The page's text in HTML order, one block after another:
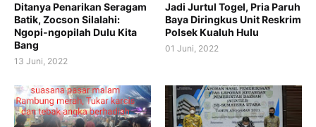
Ditanya Penarikan Seragam
Batik, Zocson Silalahi:
Ngopi-ngopilah Dulu Kita
Bang
13 Juni, 2022
Jadi Jurtul Togel, Pria Paruh
Baya Diringkus Unit Reskrim
Polsek Kualuh Hulu
01 Juni, 2022